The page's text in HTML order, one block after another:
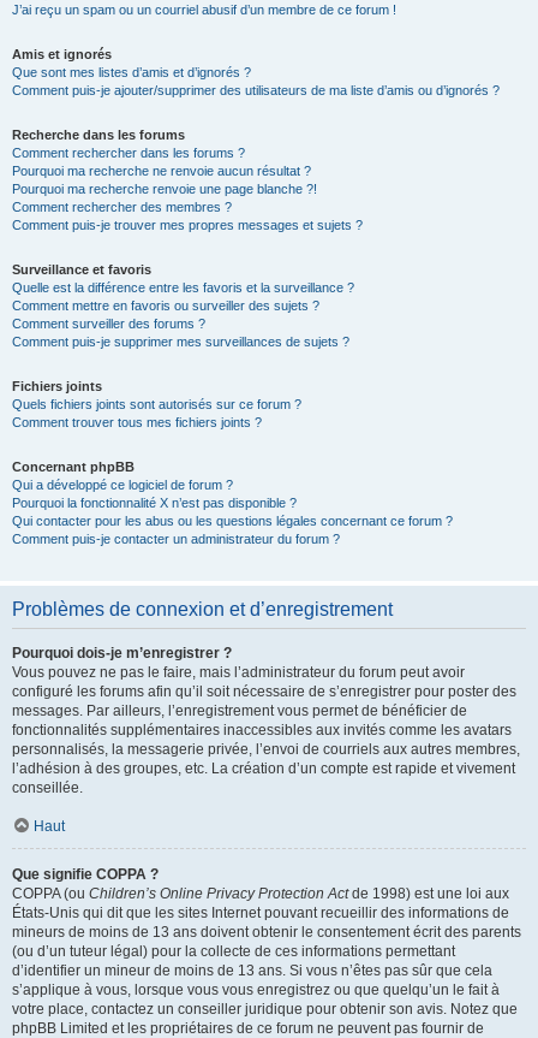
J’ai reçu un spam ou un courriel abusif d’un membre de ce forum !
Amis et ignorés
Que sont mes listes d’amis et d’ignorés ?
Comment puis-je ajouter/supprimer des utilisateurs de ma liste d’amis ou d’ignorés ?
Recherche dans les forums
Comment rechercher dans les forums ?
Pourquoi ma recherche ne renvoie aucun résultat ?
Pourquoi ma recherche renvoie une page blanche ?!
Comment rechercher des membres ?
Comment puis-je trouver mes propres messages et sujets ?
Surveillance et favoris
Quelle est la différence entre les favoris et la surveillance ?
Comment mettre en favoris ou surveiller des sujets ?
Comment surveiller des forums ?
Comment puis-je supprimer mes surveillances de sujets ?
Fichiers joints
Quels fichiers joints sont autorisés sur ce forum ?
Comment trouver tous mes fichiers joints ?
Concernant phpBB
Qui a développé ce logiciel de forum ?
Pourquoi la fonctionnalité X n’est pas disponible ?
Qui contacter pour les abus ou les questions légales concernant ce forum ?
Comment puis-je contacter un administrateur du forum ?
Problèmes de connexion et d’enregistrement
Pourquoi dois-je m’enregistrer ?
Vous pouvez ne pas le faire, mais l’administrateur du forum peut avoir
configuré les forums afin qu’il soit nécessaire de s’enregistrer pour poster des
messages. Par ailleurs, l’enregistrement vous permet de bénéficier de
fonctionnalités supplémentaires inaccessibles aux invités comme les avatars
personnalisés, la messagerie privée, l’envoi de courriels aux autres membres,
l’adhésion à des groupes, etc. La création d’un compte est rapide et vivement
conseillée.
Haut
Que signifie COPPA ?
COPPA (ou Children’s Online Privacy Protection Actde 1998) est une loi aux
États-Unis qui dit que les sites Internet pouvant recueillir des informations de
mineurs de moins de 13 ans doivent obtenir le consentement écrit des parents
(ou d’un tuteur légal) pour la collecte de ces informations permettant
d’identifier un mineur de moins de 13 ans. Si vous n’êtes pas sûr que cela
s’applique à vous, lorsque vous vous enregistrez ou que quelqu’un le fait à
votre place, contactez un conseiller juridique pour obtenir son avis. Notez que
phpBB Limited et les propriétaires de ce forum ne peuvent pas fournir de